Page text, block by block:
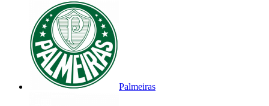
Palmeiras